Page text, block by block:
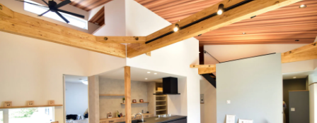
家づくり学校とは
お悩み・相談事例
よくある質問